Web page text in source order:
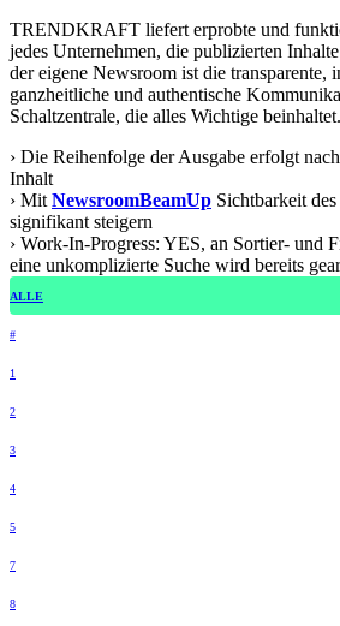
TRENDKRAFT liefert erprobte und
jedes Unternehmen, die publizierten
der eigene Newsroom ist die transparente,
ganzheitliche und authentische
Schaltzentrale, die alles Wichtige beinhaltet.
› Die Reihenfolge der Ausgabe erfolgt
Inhalt
› Mit NewsroomBeamUp Sichtbarkeit
signifikant steigern
› Work-In-Progress: YES, an Sortier- und
eine unkomplizierte Suche wird bereits
ALLE
#
1
2
3
4
5
7
8